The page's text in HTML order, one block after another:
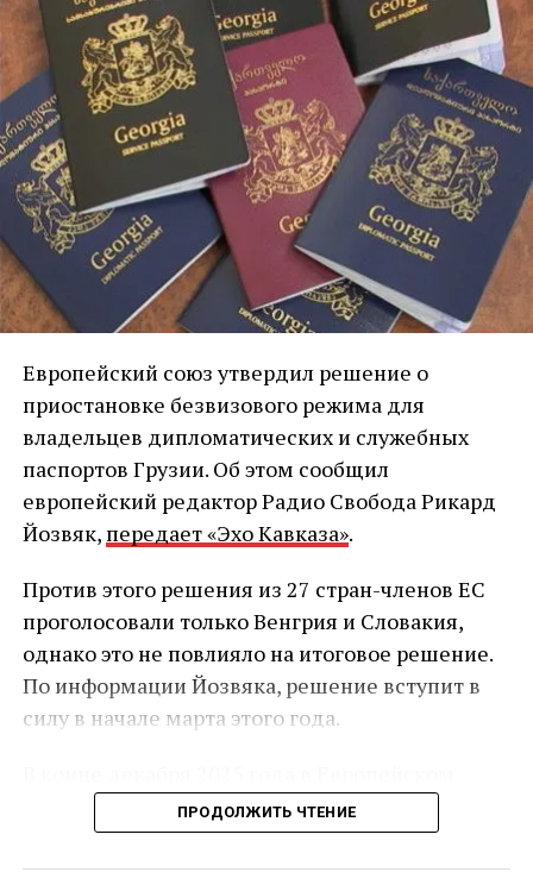
Европейский союз утвердил решение о
приостановке безвизового режима для
владельцев дипломатических и служебных
паспортов Грузии. Об этом сообщил
европейский редактор Радио Свобода Рикард
Йозвяк, передает «Эхо Кавказа».
Против этого решения из 27 стран-членов ЕС
проголосовали только Венгрия и Словакия,
однако это не повлияло на итоговое решение.
По информации Йозвяка, решение вступит в
силу в начале марта этого года.
союзе начал действовать обновлённый
механизм приостановки безвизового режима.
ПРОДОЛЖИТЬ ЧТЕНИЕ